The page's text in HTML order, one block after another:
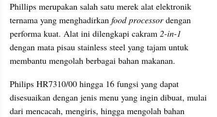
Phillips merupakan salah satu merek alat elektronik
ternama yang menghadirkan food processor dengan
performa kuat. Alat ini dilengkapi cakram
dengan mata pisau stainless steel yang tajam untuk
membantu mengolah berbagai bahan makanan.
Philips HR7310/00 hingga 16 fungsi yang dapat
disesuaikan dengan jenis menu yang ingin dibuat, mulai
dari mencacah, mengiris, hingga mengolah bahan